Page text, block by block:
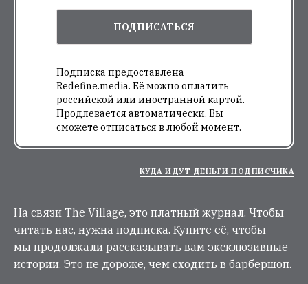
ПОДПИСАТЬСЯ
Подписка предоставлена
Redefine.media. Её можно оплатить
российской или иностранной картой.
Продлевается автоматически. Вы
сможете отписаться в любой момент.
КУДА ИДУТ ДЕНЬГИ ПОДПИСЧИКА
На связи The Village, это платный журнал. Чтобы
читать нас, нужна подписка. Купите её, чтобы
мы продолжали рассказывать вам эксклюзивные
истории. Это не дороже, чем сходить в барбершоп.